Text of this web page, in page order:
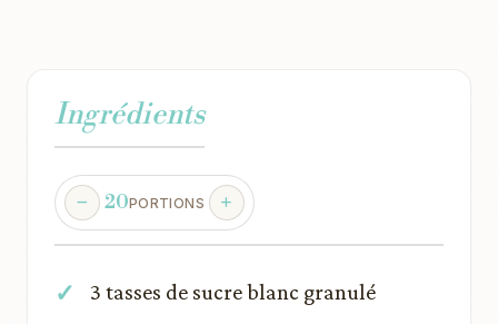
Ingrédients
20PORTIONS
3 tasses de sucre blanc granulé